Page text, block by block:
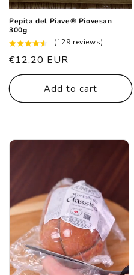
Pepita del Piave® Piovesan
300g
(129 reviews)
List
price
€12,20 EUR
Add to cart